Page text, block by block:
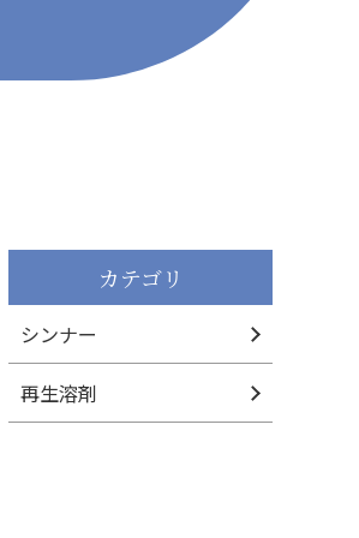
カテゴリ
シンナー
再生溶剤